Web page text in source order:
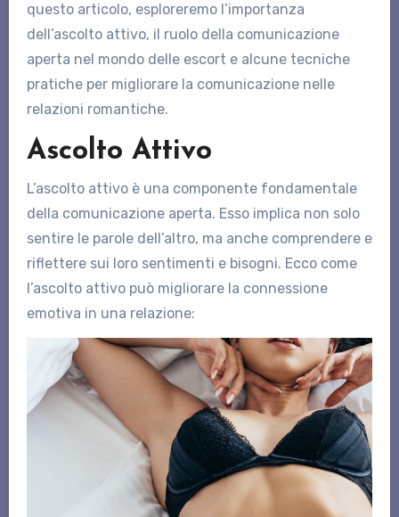
questo articolo, esploreremo l’importanza
dell’ascolto attivo, il ruolo della comunicazione
aperta nel mondo delle escort e alcune tecniche
pratiche per migliorare la comunicazione nelle
relazioni romantiche.
Ascolto Attivo
L’ascolto attivo è una componente fondamentale
della comunicazione aperta. Esso implica non solo
sentire le parole dell’altro, ma anche comprendere e
riflettere sui loro sentimenti e bisogni. Ecco come
l’ascolto attivo può migliorare la connessione
emotiva in una relazione: